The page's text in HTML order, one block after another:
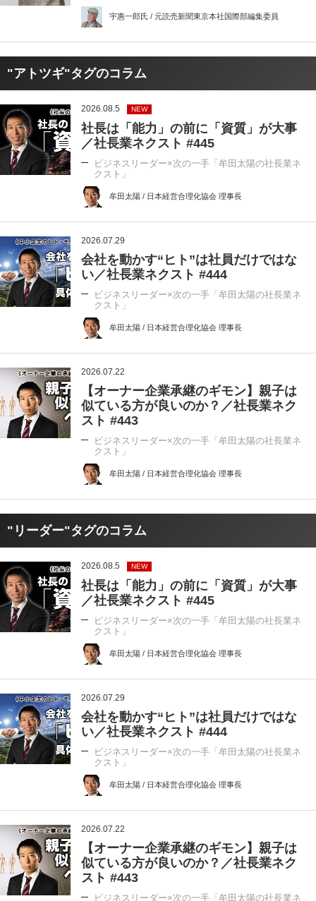
宇惠一郎氏 / 元読売新聞東京本社国際部編集委員
"アトツギ"タグのコラム
2026.08.5 NEW
社長は「能力」の前に「資質」が大事
／社長業ネクスト #445
ビジネスリーダー×次の一手「牟田太陽の社長業ネ
クスト」
牟田太陽 / 日本経営合理化協会 理事長
2026.07.29
会社を動かす“ヒト”は社員だけではな
い／社長業ネクスト #444
ビジネスリーダー×次の一手「牟田太陽の社長業ネ
クスト」
牟田太陽 / 日本経営合理化協会 理事長
2026.07.22
【オーナー企業承継のギモン】親子は
似ている方が良いのか？／社長業ネク
スト #443
ビジネスリーダー×次の一手「牟田太陽の社長業ネ
クスト」
牟田太陽 / 日本経営合理化協会 理事長
"リーダー"タグのコラム
2026.08.5 NEW
社長は「能力」の前に「資質」が大事
／社長業ネクスト #445
ビジネスリーダー×次の一手「牟田太陽の社長業ネ
クスト」
牟田太陽 / 日本経営合理化協会 理事長
2026.07.29
会社を動かす“ヒト”は社員だけではな
い／社長業ネクスト #444
ビジネスリーダー×次の一手「牟田太陽の社長業ネ
クスト」
牟田太陽 / 日本経営合理化協会 理事長
2026.07.22
【オーナー企業承継のギモン】親子は
似ている方が良いのか？／社長業ネク
スト #443
ビジネスリーダー×次の一手「牟田太陽の社長業ネ